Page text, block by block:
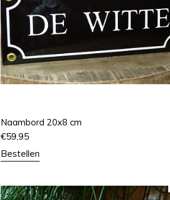
Naambord 20x8 cm
€59,95
Bestellen